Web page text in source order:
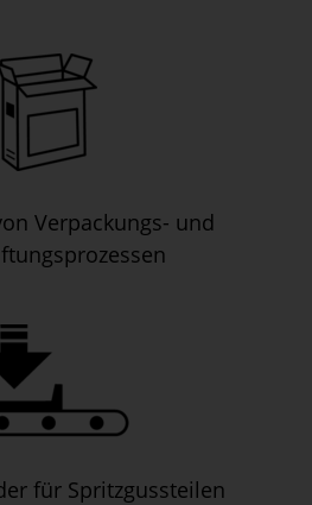
Verpackungs- und
für Spritzgussteilen